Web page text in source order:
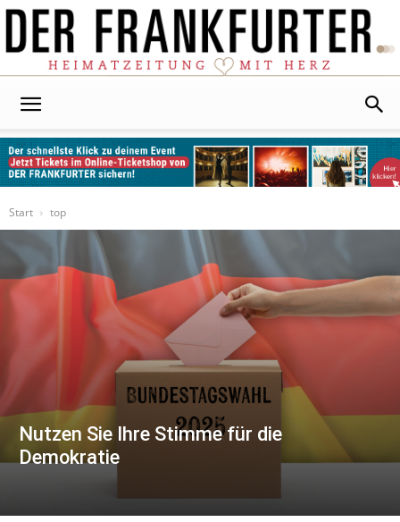
Start
top
Nutzen Sie Ihre Stimme für die
Demokratie